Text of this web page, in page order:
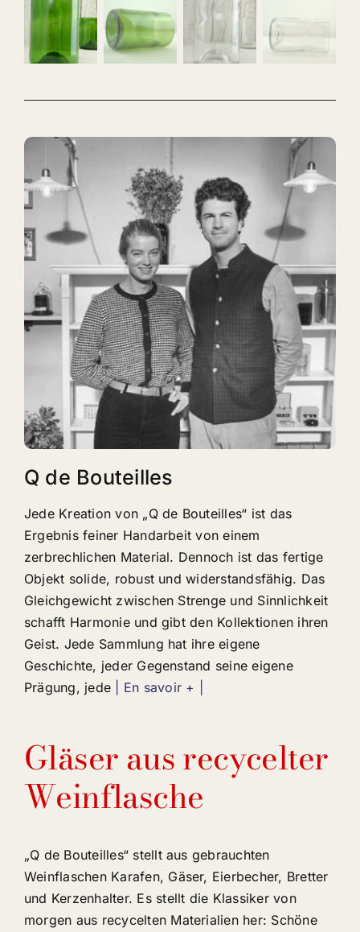
Q de Bouteilles
Jede Kreation von „Q de Bouteilles“ ist das
Ergebnis feiner Handarbeit von einem
zerbrechlichen Material. Dennoch ist das fertige
Objekt solide, robust und widerstandsfähig. Das
Gleichgewicht zwischen Strenge und Sinnlichkeit
schafft Harmonie und gibt den Kollektionen ihren
Geist. Jede Sammlung hat ihre eigene
Geschichte, jeder Gegenstand seine eigene
Prägung, jede
| En savoir + |
Gläser aus recycelter
Weinflasche
„Q de Bouteilles“ stellt aus gebrauchten
Weinflaschen Karafen, Gäser, Eierbecher, Bretter
und Kerzenhalter. Es stellt die Klassiker von
morgen aus recycelten Materialien her: Schöne